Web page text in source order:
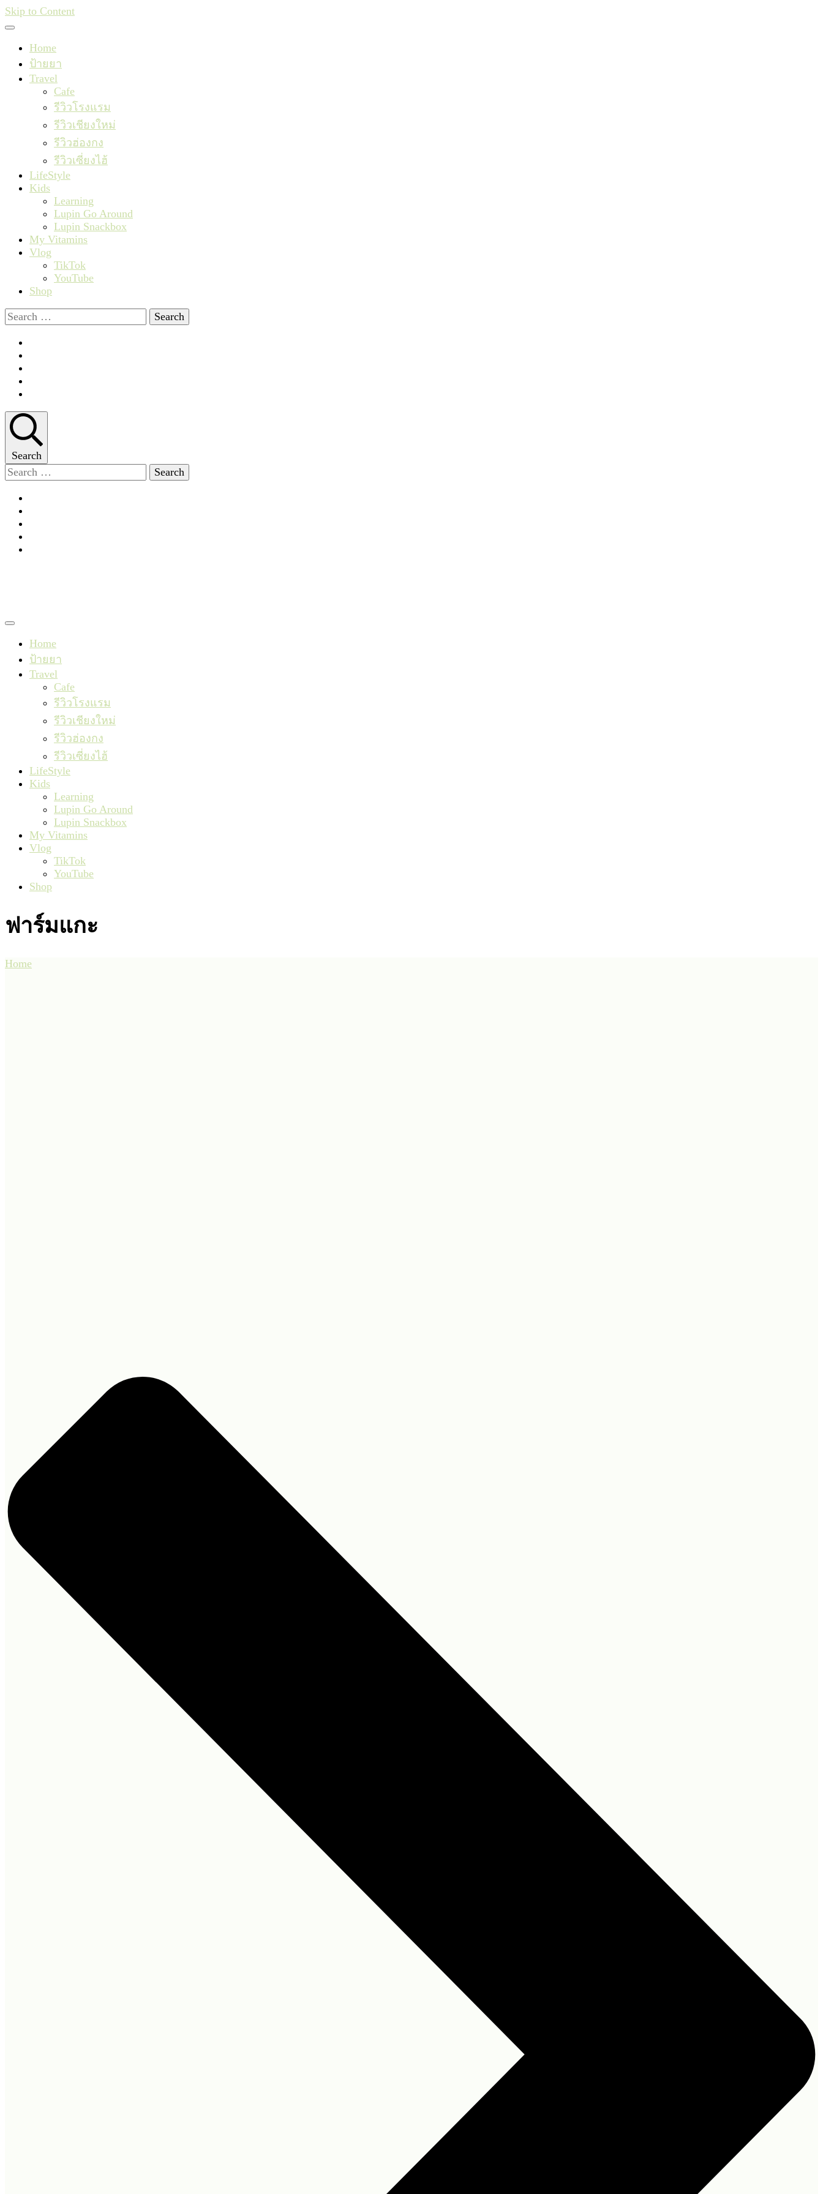
Skip to Content
Home
ป้ายยา
Travel
Cafe
รีวิวโรงแรม
รีวิวเชียงใหม่
รีวิวฮ่องกง
รีวิวเซี่ยงไฮ้
LifeStyle
Kids
Learning
Lupin Go Around
Lupin Snackbox
My Vitamins
Vlog
TikTok
YouTube
Shop
Search
for:
Search
Search
for:
Home
ป้ายยา
Travel
Cafe
รีวิวโรงแรม
รีวิวเชียงใหม่
รีวิวฮ่องกง
รีวิวเซี่ยงไฮ้
LifeStyle
Kids
Learning
Lupin Go Around
Lupin Snackbox
My Vitamins
Vlog
TikTok
YouTube
Shop
ฟาร์มแกะ
Home